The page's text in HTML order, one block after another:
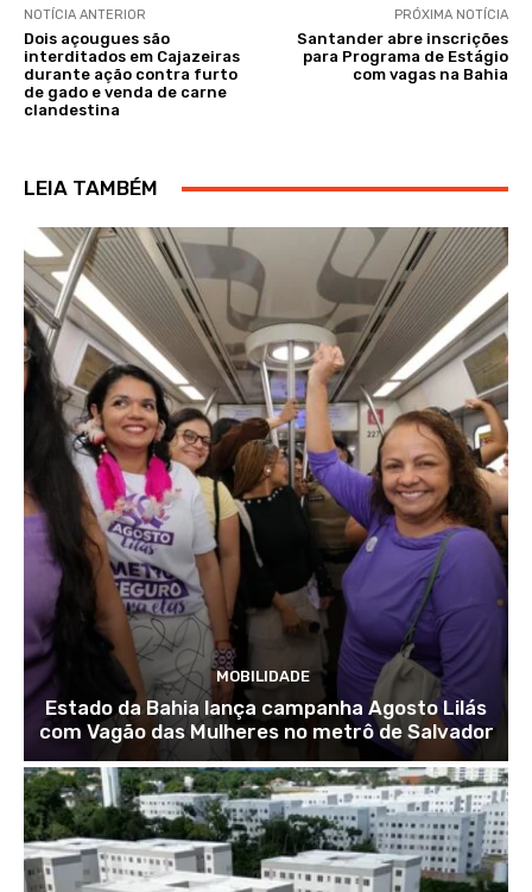
NOTÍCIA ANTERIOR
Dois açougues são
interditados em Cajazeiras
durante ação contra furto
de gado e venda de carne
clandestina
PRÓXIMA NOTÍCIA
Santander abre inscrições
para Programa de Estágio
com vagas na Bahia
LEIA TAMBÉM
MOBILIDADE
Estado da Bahia lança campanha Agosto Lilás
com Vagão das Mulheres no metrô de Salvador